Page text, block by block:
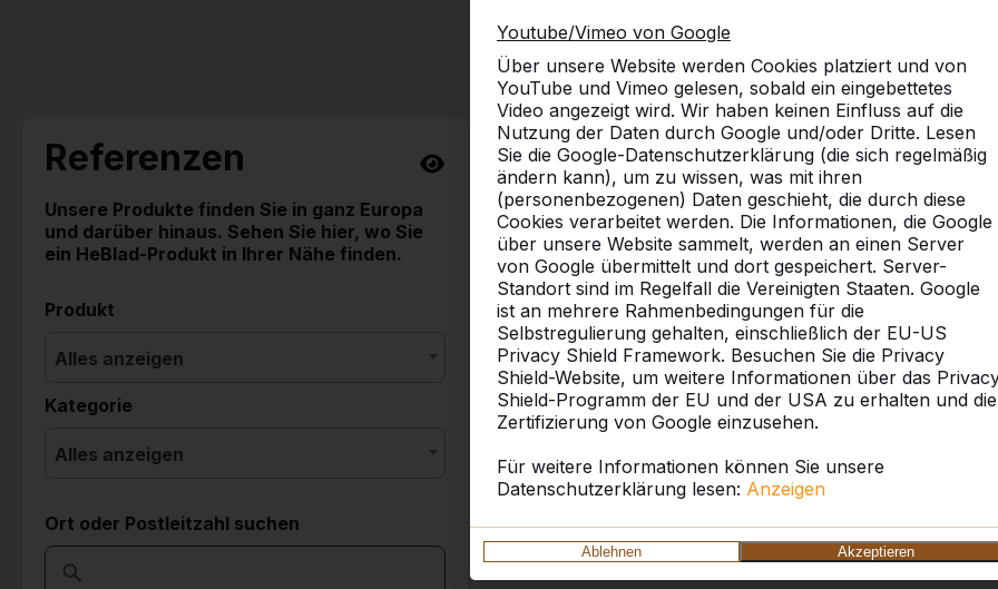
Youtube/Vimeo von Google
Über unsere Website werden Cookies platziert und von
YouTube und Vimeo gelesen, sobald ein eingebettetes
Video angezeigt wird. Wir haben keinen Einfluss auf die
Nutzung der Daten durch Google und/oder Dritte. Lesen
Sie die Google-Datenschutzerklärung (die sich regelmäßig
ändern kann), um zu wissen, was mit ihren
(personenbezogenen) Daten geschieht, die durch diese
Cookies verarbeitet werden. Die Informationen, die Google
über unsere Website sammelt, werden an einen Server
von Google übermittelt und dort gespeichert. Server-
Standort sind im Regelfall die Vereinigten Staaten. Google
ist an mehrere Rahmenbedingungen für die
Selbstregulierung gehalten, einschließlich der EU-US
Privacy Shield Framework. Besuchen Sie die Privacy
Shield-Website, um weitere Informationen über das
Shield-Programm der EU und der USA zu erhalten und die
Zertifizierung von Google einzusehen.
Für weitere Informationen können Sie unsere
Datenschutzerklärung lesen: Anzeigen
Ablehnen Akzeptieren
Referenzen
Unsere Produkte finden Sie in ganz Europa
und darüber hinaus. Sehen Sie hier, wo Sie
ein HeBlad-Produkt in Ihrer Nähe finden.
Produkt
Alles anzeigen
Kategorie
Alles anzeigen
Ort oder Postleitzahl suchen